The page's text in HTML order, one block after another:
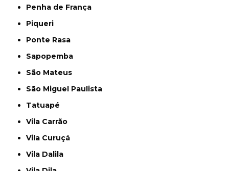
Penha de França
Piqueri
Ponte Rasa
Sapopemba
São Mateus
São Miguel Paulista
Tatuapé
Vila Carrão
Vila Curuçá
Vila Dalila